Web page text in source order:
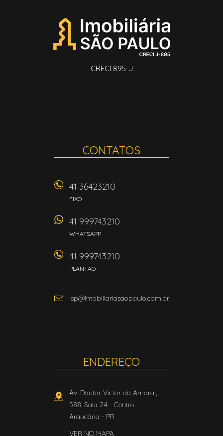
CRECI 895-J
CONTATOS
41 36423210
FIXO
41 999743210
WHATSAPP
41 999743210
PLANTÃO
isp@imobiliariasaopaulo.com.br
ENDEREÇO
Av. Doutor Victor do Amaral,
588, Sala 24 - Centro
Araucária - PR
VER NO MAPA